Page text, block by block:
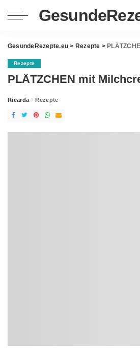
GesundeRezepte.eu > Rezepte >
Rezepte
PLÄTZCHEN mit
Posted
Ricarda Rezepte